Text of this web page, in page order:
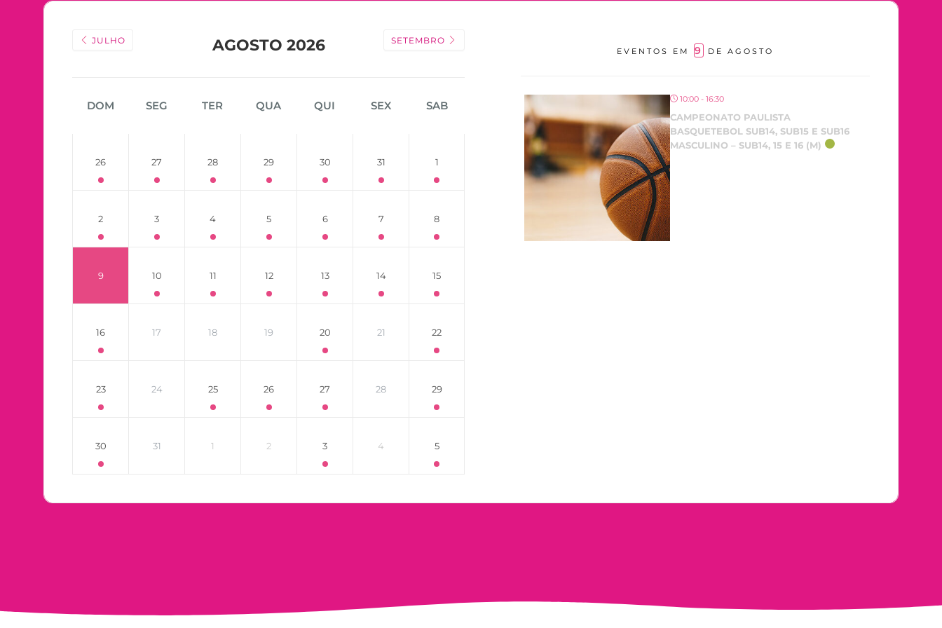
JULHO AGOSTO 2026 SETEMBRO
DOM SEG TER QUA QUI SEX SAB
26 27 28 29 30 31 1
2 3 4 5 6 7 8
9 10 11 12 13 14 15
16 17 18 19 20 21 22
23 24 25 26 27 28 29
30 31 1 2 3 4 5
EVENTOS EM 9 DE AGOSTO
10:00 - 16:30
CAMPEONATO PAULISTA
BASQUETEBOL SUB14, SUB15 E SUB16
MASCULINO – SUB14, 15 E 16 (M)